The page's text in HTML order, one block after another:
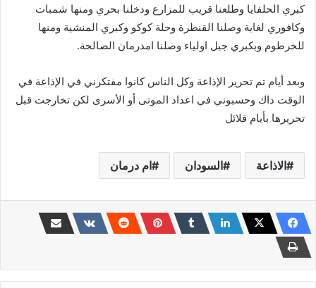
كبري الحلفايا وطلعنا قريب للمزارع ودخلنا بحري ومنها شمبات
وكافوري لغاية وصلنا القنطرة وحلة كوكو وكبري المنشية ومنها
للخرطوم وبكبري جبل اولياء وصلنا امدرمان الصالحة.
وبعد أيام تم تحرير الإذاعة وكل الناس كانوا مفتكرني في الإذاعة في
الوقت داك وحسبوني في اعداد الموتى أو الأسرى لكن تخارجت قبل
تحريرها بأيام قلائل
الاذاعة السودان ام درمان